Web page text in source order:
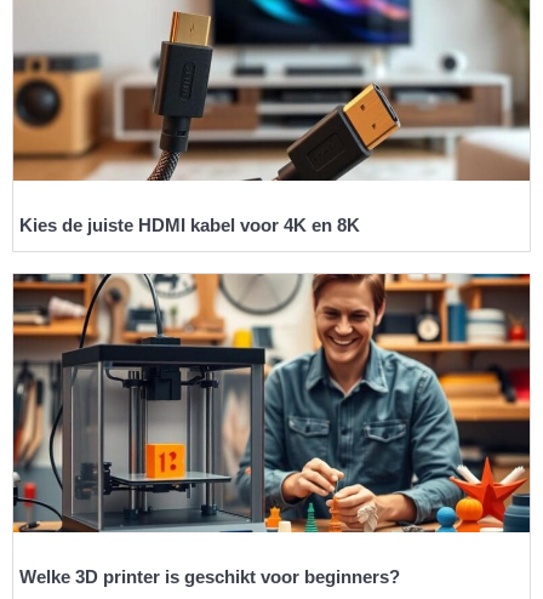
Kies de juiste HDMI kabel voor 4K en 8K
Welke 3D printer is geschikt voor beginners?